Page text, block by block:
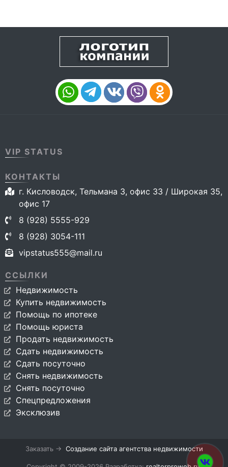
VIP STATUS
КОНТАКТЫ
г. Кисловодск, Тельмана 3, офис 33 / Широкая 35,
офис 17
8 (928) 5555-929
8 (928) 3054-111
vipstatus555@mail.ru
ССЫЛКИ
Недвижимость
Купить недвижимость
Помощь по ипотеке
Помощь юриста
Продать недвижимость
Сдать недвижимость
Сдать посуточно
Снять недвижимость
Снять посуточно
Спецпредложения
Эксклюзив
Заказать → Создание сайта агентства недвижимости